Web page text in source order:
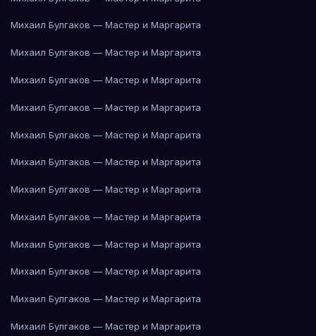
Михаил Булгаков — Мастер и Маргарита
Михаил Булгаков — Мастер и Маргарита
Михаил Булгаков — Мастер и Маргарита
Михаил Булгаков — Мастер и Маргарита
Михаил Булгаков — Мастер и Маргарита
Михаил Булгаков — Мастер и Маргарита
Михаил Булгаков — Мастер и Маргарита
Михаил Булгаков — Мастер и Маргарита
Михаил Булгаков — Мастер и Маргарита
Михаил Булгаков — Мастер и Маргарита
Михаил Булгаков — Мастер и Маргарита
Михаил Булгаков — Мастер и Маргарита